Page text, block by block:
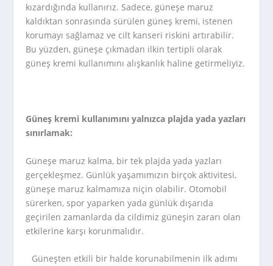
kızardığında kullanırız. Sadece, güneşe maruz
kaldıktan sonrasında sürülen güneş kremi, istenen
korumayı sağlamaz ve cilt kanseri riskini artırabilir.
Bu yüzden, güneşe çıkmadan ilkin tertipli olarak
güneş kremi kullanımını alışkanlık haline getirmeliyiz.
Güneş kremi kullanımını yalnızca plajda yada yazları
sınırlamak:
Güneşe maruz kalma, bir tek plajda yada yazları
gerçekleşmez. Günlük yaşamımızın birçok aktivitesi,
güneşe maruz kalmamıza niçin olabilir. Otomobil
sürerken, spor yaparken yada günlük dışarıda
geçirilen zamanlarda da cildimiz güneşin zararı olan
etkilerine karşı korunmalıdır.
Güneşten etkili bir halde korunabilmenin ilk adımı